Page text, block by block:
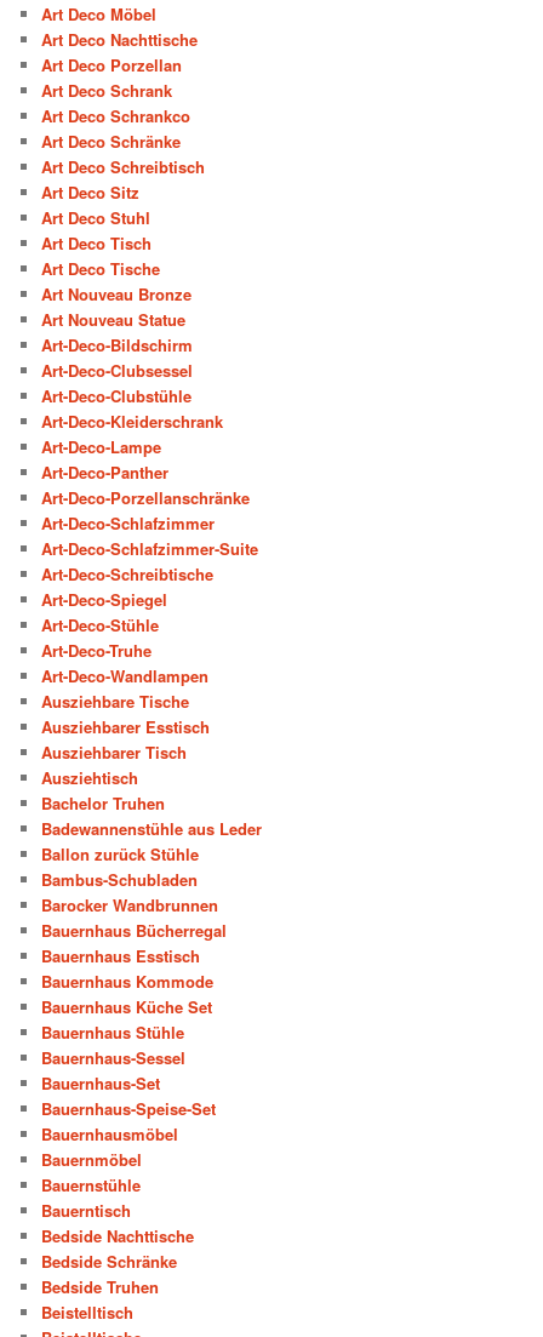
Art Deco Möbel
Art Deco Nachttische
Art Deco Porzellan
Art Deco Schrank
Art Deco Schrankco
Art Deco Schränke
Art Deco Schreibtisch
Art Deco Sitz
Art Deco Stuhl
Art Deco Tisch
Art Deco Tische
Art Nouveau Bronze
Art Nouveau Statue
Art-Deco-Bildschirm
Art-Deco-Clubsessel
Art-Deco-Clubstühle
Art-Deco-Kleiderschrank
Art-Deco-Lampe
Art-Deco-Panther
Art-Deco-Porzellanschränke
Art-Deco-Schlafzimmer
Art-Deco-Schlafzimmer-Suite
Art-Deco-Schreibtische
Art-Deco-Spiegel
Art-Deco-Stühle
Art-Deco-Truhe
Art-Deco-Wandlampen
Ausziehbare Tische
Ausziehbarer Esstisch
Ausziehbarer Tisch
Ausziehtisch
Bachelor Truhen
Badewannenstühle aus Leder
Ballon zurück Stühle
Bambus-Schubladen
Barocker Wandbrunnen
Bauernhaus Bücherregal
Bauernhaus Esstisch
Bauernhaus Kommode
Bauernhaus Küche Set
Bauernhaus Stühle
Bauernhaus-Sessel
Bauernhaus-Set
Bauernhaus-Speise-Set
Bauernhausmöbel
Bauernmöbel
Bauernstühle
Bauerntisch
Bedside Nachttische
Bedside Schränke
Bedside Truhen
Beistelltisch